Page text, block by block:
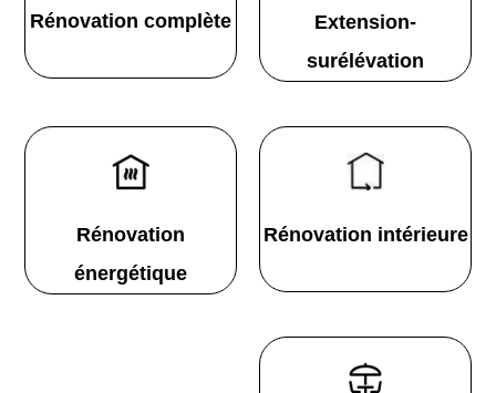
Rénovation complète
Extension-
surélévation
Rénovation
énergétique
Rénovation intérieure